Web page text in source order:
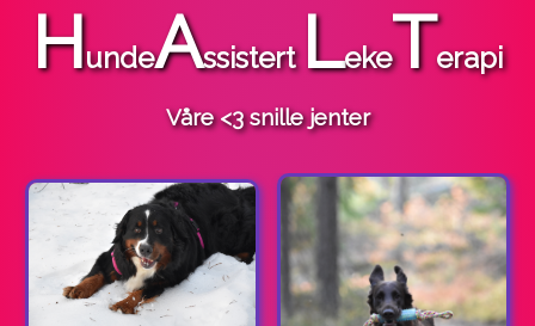
HundeAssistert LekeTerapi
Våre <3 snille jenter